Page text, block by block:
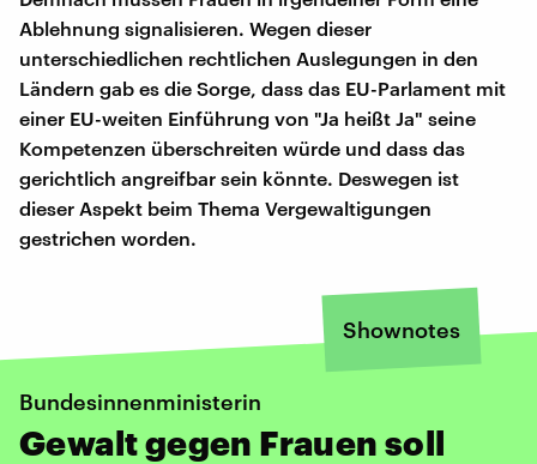
Ablehnung signalisieren. Wegen dieser
unterschiedlichen rechtlichen Auslegungen in den
Ländern gab es die Sorge, dass das EU-Parlament mit
einer EU-weiten Einführung von "Ja heißt Ja" seine
Kompetenzen überschreiten würde und dass das
gerichtlich angreifbar sein könnte. Deswegen ist
dieser Aspekt beim Thema Vergewaltigungen
gestrichen worden.
Shownotes
Bundesinnenministerin
Gewalt gegen Frauen soll